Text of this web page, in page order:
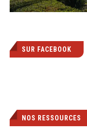
SUR FACEBOOK
NOS RESSOURCES